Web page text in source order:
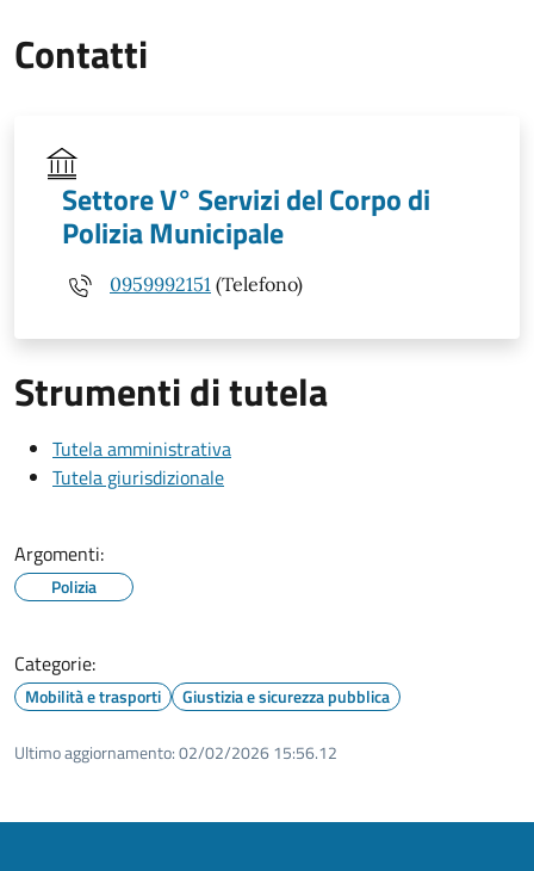
Contatti
Settore V° Servizi del Corpo di
Polizia Municipale
0959992151 (Telefono)
Strumenti di tutela
Tutela amministrativa
Tutela giurisdizionale
Argomenti:
Polizia
Categorie:
Mobilità e trasporti Giustizia e sicurezza pubblica
Ultimo aggiornamento:02/02/2026 15:56.12